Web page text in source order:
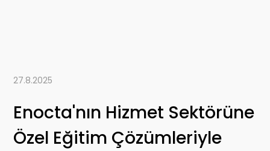
27.8.2025
Enocta'nın Hizmet Sektörüne
Özel Eğitim Çözümleriyle